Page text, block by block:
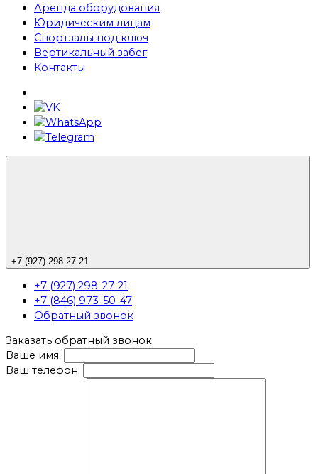
Аренда оборудования
Юридическим лицам
Спортзалы под ключ
Вертикальный забег
Контакты
+7 (927) 298-27-21
+7 (927) 298-27-21
+7 (846) 973-50-47
Обратный звонок
Заказать обратный звонок
Ваше имя:
Ваш телефон: